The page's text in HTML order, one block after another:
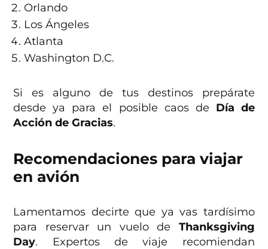
Orlando
Los Ángeles
Atlanta
Washington D.C.
Si es alguno de tus destinos prepárate
desde ya para el posible caos de Día de
Acción de Gracias.
Recomendaciones para viajar
en avión
Lamentamos decirte que ya vas tardísimo
para reservar un vuelo de Thanksgiving
Day. Expertos de viaje recomiendan